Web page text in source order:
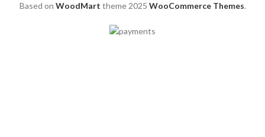
Based on WoodMart theme2025 WooCommerce Themes.